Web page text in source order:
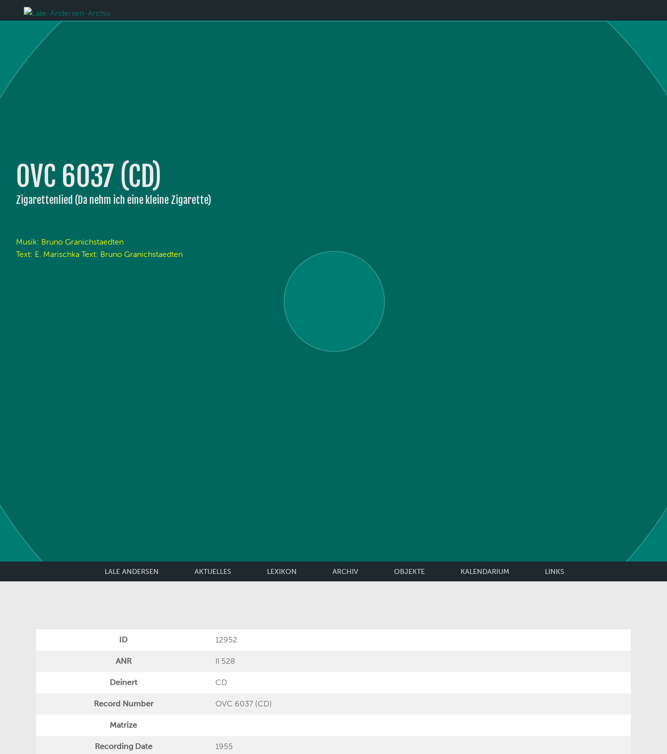
OVC 6037 (CD)
Zigarettenlied (Da nehm ich eine kleine Zigarette)
Musik: Bruno Granichstaedten
Text: E. Marischka Text: Bruno Granichstaedten
LALE ANDERSEN AKTUELLES LEXIKON ARCHIV OBJEKTE KALENDARIUM LINKS
ID 12952
ANR II 528
Deinert CD
Record Number OVC 6037 (CD)
Matrize
Recording Date 1955